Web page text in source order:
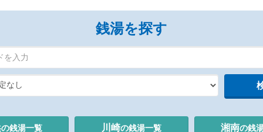
銭湯を探す
の銭湯一覧 川崎の銭湯一覧 湘南の銭